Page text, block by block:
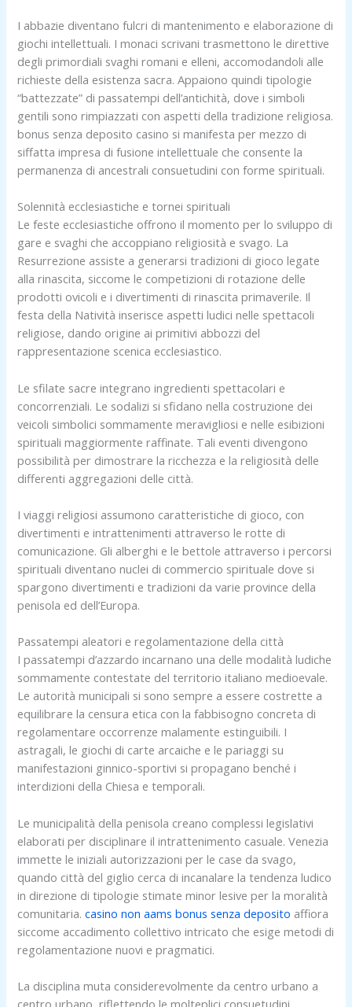
I abbazie diventano fulcri di mantenimento e elaborazione di
giochi intellettuali. I monaci scrivani trasmettono le direttive
degli primordiali svaghi romani e elleni, accomodandoli alle
richieste della esistenza sacra. Appaiono quindi tipologie
“battezzate” di passatempi dell’antichità, dove i simboli
gentili sono rimpiazzati con aspetti della tradizione religiosa.
bonus senza deposito casino si manifesta per mezzo di
siffatta impresa di fusione intellettuale che consente la
permanenza di ancestrali consuetudini con forme spirituali.
Solennità ecclesiastiche e tornei spirituali
Le feste ecclesiastiche offrono il momento per lo sviluppo di
gare e svaghi che accoppiano religiosità e svago. La
Resurrezione assiste a generarsi tradizioni di gioco legate
alla rinascita, siccome le competizioni di rotazione delle
prodotti ovicoli e i divertimenti di rinascita primaverile. Il
festa della Natività inserisce aspetti ludici nelle spettacoli
religiose, dando origine ai primitivi abbozzi del
rappresentazione scenica ecclesiastico.
Le sfilate sacre integrano ingredienti spettacolari e
concorrenziali. Le sodalizi si sfidano nella costruzione dei
veicoli simbolici sommamente meravigliosi e nelle esibizioni
spirituali maggiormente raffinate. Tali eventi divengono
possibilità per dimostrare la ricchezza e la religiosità delle
differenti aggregazioni delle città.
I viaggi religiosi assumono caratteristiche di gioco, con
divertimenti e intrattenimenti attraverso le rotte di
comunicazione. Gli alberghi e le bettole attraverso i percorsi
spirituali diventano nuclei di commercio spirituale dove si
spargono divertimenti e tradizioni da varie province della
penisola ed dell’Europa.
Passatempi aleatori e regolamentazione della città
I passatempi d’azzardo incarnano una delle modalità ludiche
sommamente contestate del territorio italiano medioevale.
Le autorità municipali si sono sempre a essere costrette a
equilibrare la censura etica con la fabbisogno concreta di
regolamentare occorrenze malamente estinguibili. I
astragali, le giochi di carte arcaiche e le pariaggi su
manifestazioni ginnico-sportivi si propagano benché i
interdizioni della Chiesa e temporali.
Le municipalità della penisola creano complessi legislativi
elaborati per disciplinare il intrattenimento casuale. Venezia
immette le iniziali autorizzazioni per le case da svago,
quando città del giglio cerca di incanalare la tendenza ludico
in direzione di tipologie stimate minor lesive per la moralità
comunitaria.casino non aams bonus senza deposito affiora
siccome accadimento collettivo intricato che esige metodi di
regolamentazione nuovi e pragmatici.
La disciplina muta considerevolmente da centro urbano a
centro urbano, riflettendo le molteplici consuetudini